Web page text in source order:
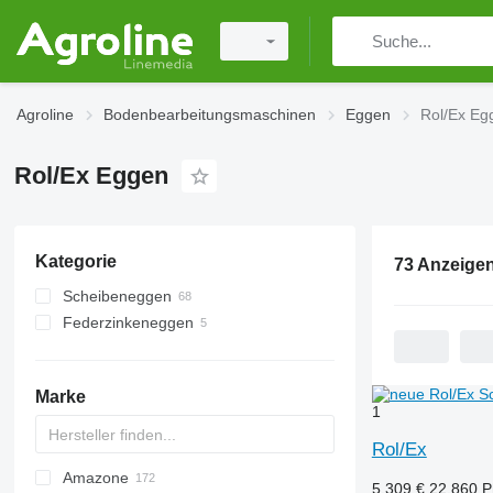
Agroline Bodenbearbeitungsmaschinen Eggen Rol/Ex
Rol/Ex Eggen
Kategorie
Scheibeneggen
Federzinkeneggen
Marke
Multivator
Disc-O-Mulch
Jaguar
AT30
8
AGD
Amazone
73
1
Rol/Ex
5.309 € 22.860